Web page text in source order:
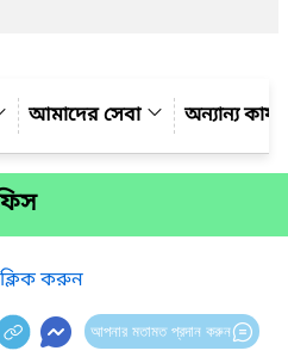
আমাদের সেবা অন্যান্য
করুন
আপনার মতামত প্রদান করুন